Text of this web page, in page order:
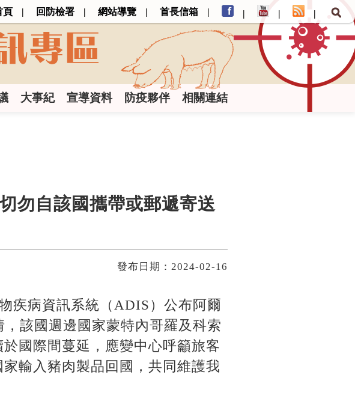
頁 回防檢署 網站導覽 首長信箱
大事紀 宣導資料 防疫夥伴 相關連結
勿自該國攜帶或郵遞寄送
發布日期：2024-02-16
疾病資訊系統（ADIS）公布阿爾
該國週邊國家蒙特內哥羅及科索
國際間蔓延，應變中心呼籲旅客
輸入豬肉製品回國，共同維護我